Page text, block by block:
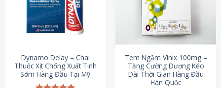
Dynamo Delay – Chai
Thuốc Xịt Chống Xuất Tinh
Sớm Hàng Đầu Tại Mỹ
Tem Ngậm Vinix 100mg –
Tăng Cường Dương Kéo
Dài Thời Gian Hàng Đầu
Hàn Quốc